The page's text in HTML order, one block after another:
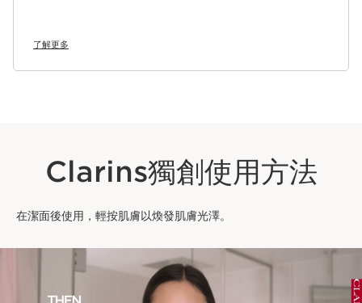
了解更多
Clarins獨創使用方法
在潔面後使用，輕按肌膚以煥發肌膚光澤。